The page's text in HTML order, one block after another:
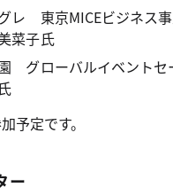
レ 東京MICEビジネス
菜子氏
グローバルイベントセ
予定です。
ー